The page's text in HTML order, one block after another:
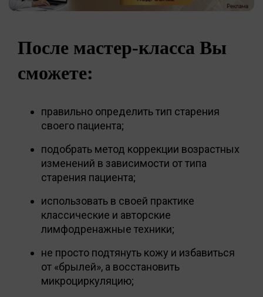
После мастер-класса Вы
сможете:
правильно определить тип старения
своего пациента;
подобрать метод коррекции возрастных
изменений в зависимости от типа
старения пациента;
использовать в своей практике
классические и авторские
лимфодренажные техники;
не просто подтянуть кожу и избавиться
от «брылей», а восстановить
микроциркуляцию;